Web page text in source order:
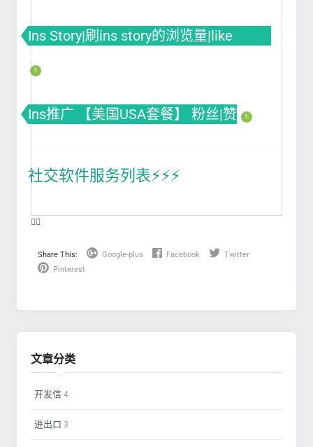
Ins Story|刷ins story的浏览量|like
赞|impression曝光|投票Poll
1
Ins推广 【美国USA套餐】 粉丝|赞 1
社交软件服务列表⚡️⚡️⚡️
❤️‍🔥
Share This: Google-plus Facebook
Twitter
Pinterest
文章分类
开发信 4
进出口 3